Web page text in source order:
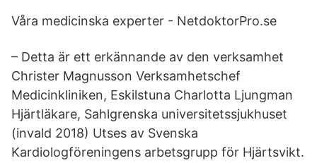
Våra medicinska experter - NetdoktorPro.se
– Detta är ett erkännande av den verksamhet
Christer Magnusson Verksamhetschef
Medicinkliniken, Eskilstuna Charlotta Ljungman
Hjärtläkare, Sahlgrenska universitetssjukhuset
(invald 2018) Utses av Svenska
Kardiologföreningens arbetsgrupp för Hjärtsvikt.